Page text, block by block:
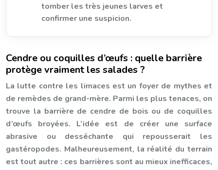
tomber les très jeunes larves et
confirmer une suspicion.
Cendre ou coquilles d’œufs : quelle barrière
protège vraiment les salades ?
La lutte contre les limaces est un foyer de mythes et
de remèdes de grand-mère. Parmi les plus tenaces, on
trouve la barrière de cendre de bois ou de coquilles
d’œufs broyées. L’idée est de créer une surface
abrasive ou desséchante qui repousserait les
gastéropodes. Malheureusement, la réalité du terrain
est tout autre : ces barrières sont au mieux inefficaces,